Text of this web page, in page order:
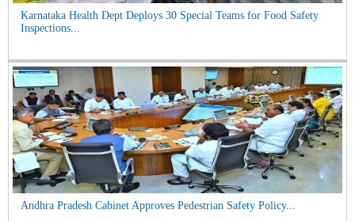
Karnataka Health Dept Deploys 30 Special Teams for Food Safety
Inspections...
Andhra Pradesh Cabinet Approves Pedestrian Safety Policy...